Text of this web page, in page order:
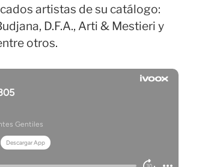
artistas de su catálogo:
D.F.A., Arti & Mestieri y
otros.